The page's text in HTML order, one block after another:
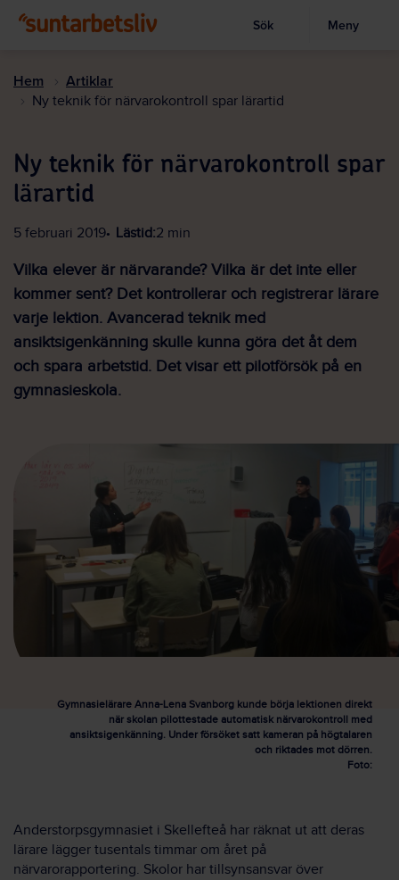
huvudinnehållet
Visa sökruta
Sök Meny
Hem Artiklar
Ny teknik för närvarokontroll spar lärartid
Ny teknik för närvarokontroll spar
lärartid
5 februari 2019 Lästid:2 min
Vilka elever är närvarande? Vilka är det inte eller
kommer sent? Det kontrollerar och registrerar lärare
varje lektion. Avancerad teknik med
ansiktsigenkänning skulle kunna göra det åt dem
och spara arbetstid. Det visar ett pilotförsök på en
gymnasieskola.
Gymnasielärare Anna-Lena Svanborg kunde börja lektionen direkt
när skolan pilottestade automatisk närvarokontroll med
ansiktsigenkänning. Under försöket satt kameran på högtalaren
och riktades mot dörren.
Foto:
Anderstorpsgymnasiet i Skellefteå har räknat ut att deras
lärare lägger tusentals timmar om året på
närvarorapportering. Skolor har tillsynsansvar över